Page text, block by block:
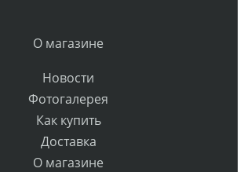
О магазине
Новости
Фотогалерея
Как купить
Доставка
О магазине